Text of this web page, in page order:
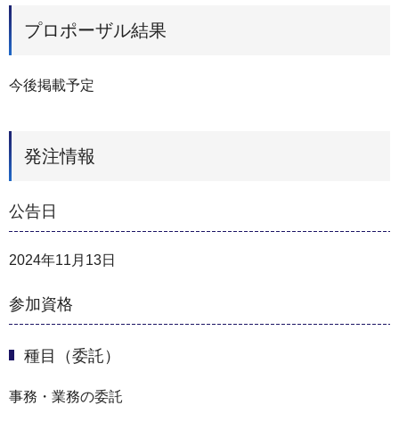
プロポーザル結果
今後掲載予定
発注情報
公告日
2024年11月13日
参加資格
種目（委託）
事務・業務の委託